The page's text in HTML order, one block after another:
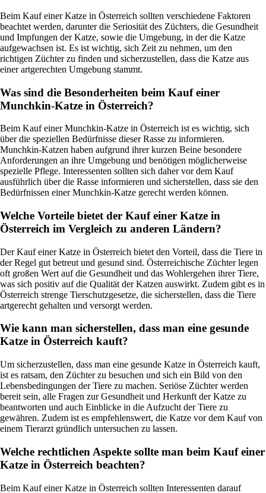
Beim Kauf einer Katze in Österreich sollten verschiedene Faktoren
beachtet werden, darunter die Seriosität des Züchters, die Gesundheit
und Impfungen der Katze, sowie die Umgebung, in der die Katze
aufgewachsen ist. Es ist wichtig, sich Zeit zu nehmen, um den
richtigen Züchter zu finden und sicherzustellen, dass die Katze aus
einer artgerechten Umgebung stammt.
Was sind die Besonderheiten beim Kauf einer
Munchkin-Katze in Österreich?
Beim Kauf einer Munchkin-Katze in Österreich ist es wichtig, sich
über die speziellen Bedürfnisse dieser Rasse zu informieren.
Munchkin-Katzen haben aufgrund ihrer kurzen Beine besondere
Anforderungen an ihre Umgebung und benötigen möglicherweise
spezielle Pflege. Interessenten sollten sich daher vor dem Kauf
ausführlich über die Rasse informieren und sicherstellen, dass sie den
Bedürfnissen einer Munchkin-Katze gerecht werden können.
Welche Vorteile bietet der Kauf einer Katze in
Österreich im Vergleich zu anderen Ländern?
Der Kauf einer Katze in Österreich bietet den Vorteil, dass die Tiere in
der Regel gut betreut und gesund sind. Österreichische Züchter legen
oft großen Wert auf die Gesundheit und das Wohlergehen ihrer Tiere,
was sich positiv auf die Qualität der Katzen auswirkt. Zudem gibt es in
Österreich strenge Tierschutzgesetze, die sicherstellen, dass die Tiere
artgerecht gehalten und versorgt werden.
Wie kann man sicherstellen, dass man eine gesunde
Katze in Österreich kauft?
Um sicherzustellen, dass man eine gesunde Katze in Österreich kauft,
ist es ratsam, den Züchter zu besuchen und sich ein Bild von den
Lebensbedingungen der Tiere zu machen. Seriöse Züchter werden
bereit sein, alle Fragen zur Gesundheit und Herkunft der Katze zu
beantworten und auch Einblicke in die Aufzucht der Tiere zu
gewähren. Zudem ist es empfehlenswert, die Katze vor dem Kauf von
einem Tierarzt gründlich untersuchen zu lassen.
Welche rechtlichen Aspekte sollte man beim Kauf einer
Katze in Österreich beachten?
Beim Kauf einer Katze in Österreich sollten Interessenten darauf